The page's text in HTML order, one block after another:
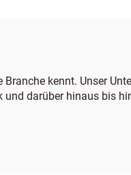
kennt. Unser
darüber hinaus bis